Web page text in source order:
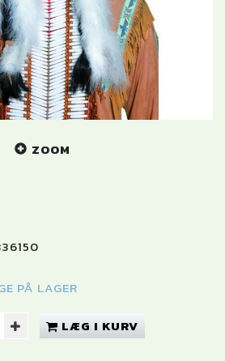
ZOOM
PÅ LAGER
LÆG I KURV